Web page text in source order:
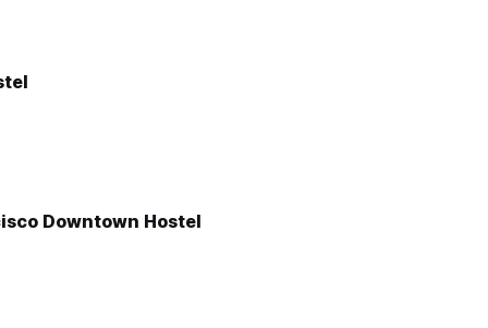
Downtown Hostel